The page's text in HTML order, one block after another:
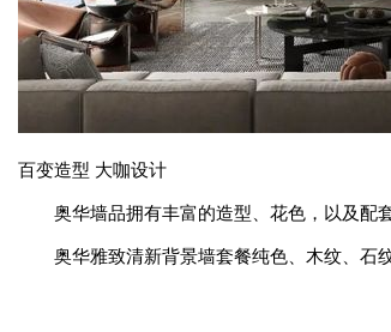
百变造型 大咖设计
奥华墙品拥有丰富的造型、花色，以及配
奥华雅致清新背景墙套餐纯色、木纹、石纹